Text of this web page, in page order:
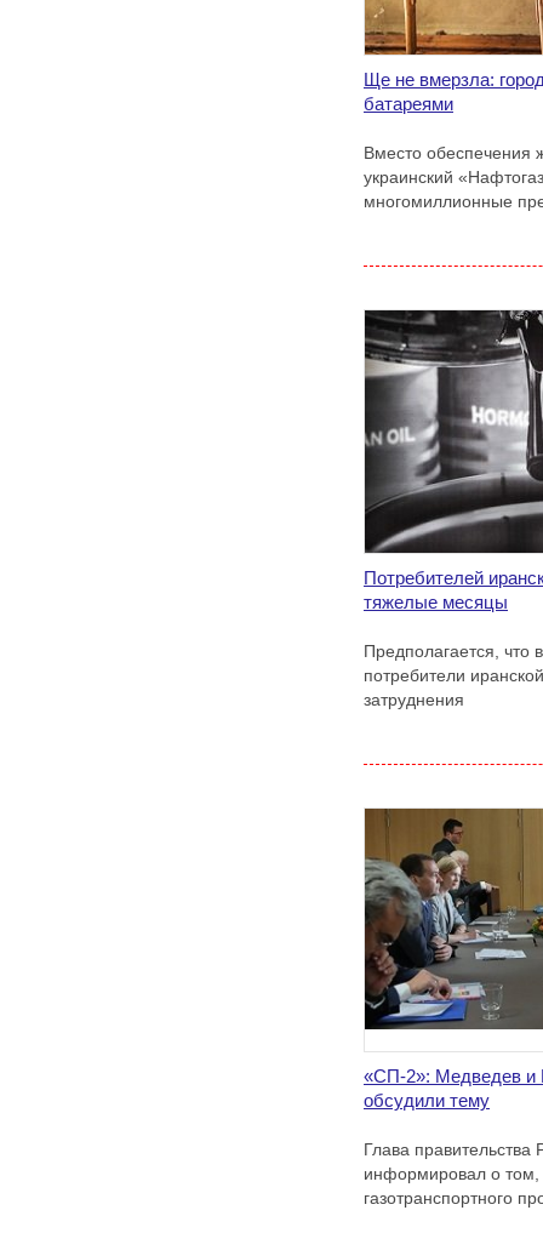
Ще не вмерзла:
батареями
Вместо обеспечения
украинский
многомиллионные
Потребителей
тяжелые месяцы
Предполагается,
потребители
затруднения
«СП-2»: Медведев и
обсудили тему
Глава
информировал о том,
газотранспортного